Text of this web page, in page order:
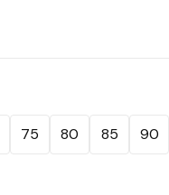
75 80 85 90